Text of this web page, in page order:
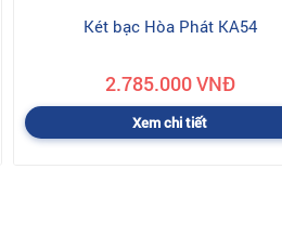
Két bạc Hòa Phát KA54
2.785.000 VNĐ
Xem chi tiết